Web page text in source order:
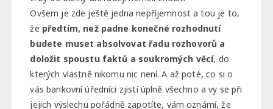
Ovšem je zde ještě jedna nepříjemnost a tou je to,
že předtím, než padne konečné rozhodnutí
budete muset absolvovat řadu rozhovorů a
doložit spoustu faktů a soukromých věcí, do
kterých vlastně nikomu nic není. A až poté, co si o
vás bankovní úředníci zjistí úplně všechno a vy se při
jejich výslechu pořádně zapotíte, vám oznámí, že